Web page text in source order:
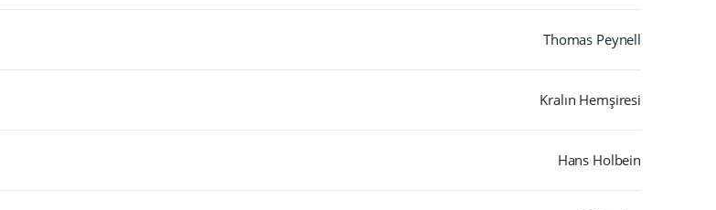
Thomas Peynell
Kralın Hemşiresi
Hans Holbein